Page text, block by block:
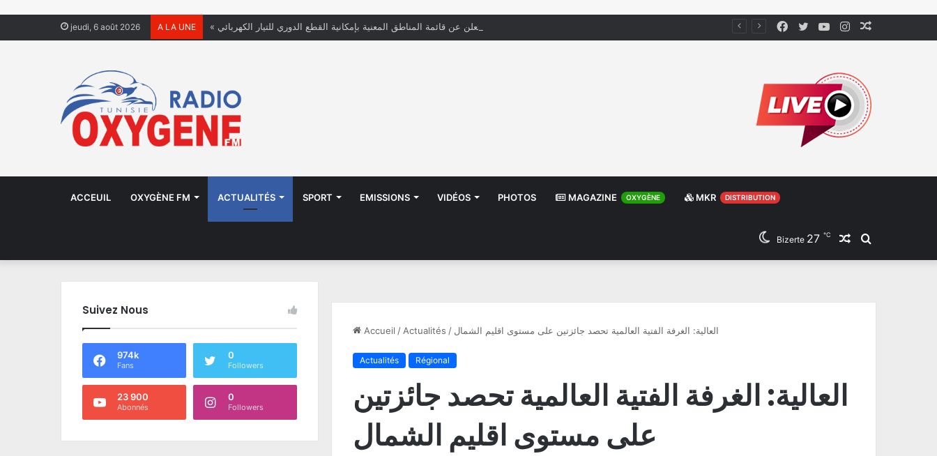
jeudi, 6 août 2026 A LA UNE « الستاغ » تعلن عن قائمة المناطق المعنية بإمكانية القطع الدوري للتيار الكهربائي Instagram
YouTube
Twitter
Facebook
ACCEUIL OXYGÈNE FM ACTUALITÉS SPORT EMISSIONS VIDÉOS PHOTOS MAGAZINE OXYGÈNE MKR DISTRIBUTION
Rechercher
Article
Bizerte 27 ℃
Accueil / Actualités / العالية: الغرفة الفتية العالمية تحصد جائزتين على مستوى اقليم الشمال
Actualités Régional
العالية: الغرفة الفتية العالمية تحصد جائزتين
على مستوى اقليم الشمال
Suivez Nous
974k
Fans
0
Followers
23 900
Abonnés
0
Followers